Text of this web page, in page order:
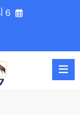
6 أغسطس، 2026